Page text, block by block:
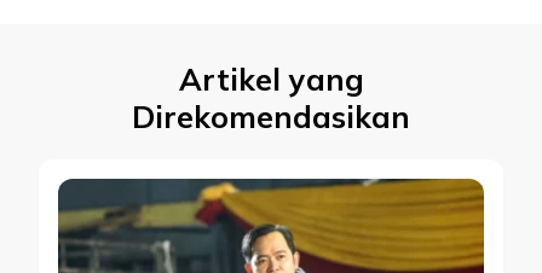
Artikel yang
Direkomendasikan